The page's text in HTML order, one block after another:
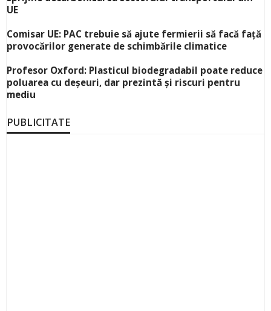
UE
Comisar UE: PAC trebuie să ajute fermierii să facă față
provocărilor generate de schimbările climatice
Profesor Oxford: Plasticul biodegradabil poate reduce
poluarea cu deșeuri, dar prezintă și riscuri pentru
mediu
PUBLICITATE